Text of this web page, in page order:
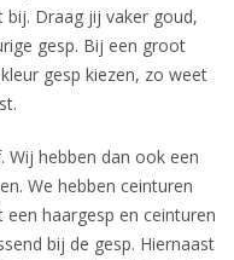
bij. Draag jij vaker goud,
gesp. Bij een groot
gesp kiezen, zo weet
Wij hebben dan ook een
We hebben ceinturen
haargesp en ceinturen
bij de gesp. Hiernaast